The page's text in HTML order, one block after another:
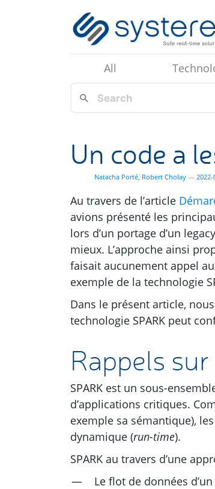
All
Un code a
Natacha Porté Robert Cholay
Au travers de l’article
avions présenté les
lors d’un portage d’un
mieux. L’approche ainsi
faisait aucunement appel
exemple de la technologie
Dans le présent article,
technologie SPARK peut
Rappels
SPARK est un sous-
d’applications critiques.
exemple sa sémantique),
dynamique (run-time).
SPARK au travers d’une
Le flot de données